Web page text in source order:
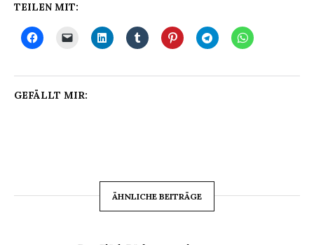
TEILEN MIT:
GEFÄLLT MIR:
ÄHNLICHE BEITRÄGE